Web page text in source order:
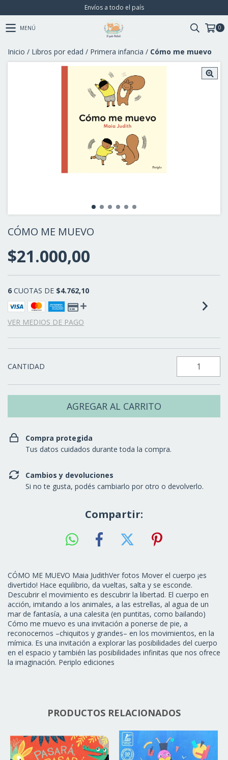
Envíos a todo el país
MENÚ 0
Inicio / Libros por edad / Primera infancia / Cómo me muevo
CÓMO ME MUEVO
$21.000,00
6 CUOTAS DE $4.762,10
VER MEDIOS DE PAGO
CANTIDAD
Compra protegida
Tus datos cuidados durante toda la compra.
Cambios y devoluciones
Si no te gusta, podés cambiarlo por otro o devolverlo.
Compartir:
CÓMO ME MUEVO Maia JudithVer fotos Mover el cuerpo ¡es
divertido! Hace equilibrio, da vueltas, salta y se esconde.
Descubrir el movimiento es descubrir la libertad. El cuerpo en
acción, imitando a los animales, a las estrellas, al agua de un
mar de fantasía, a una calesita (en puntitas, como bailando)
Cómo me muevo es una invitación a ponerse de pie, a
reconocernos –chiquitos y grandes– en los movimientos, en la
mímica. Es una invitación a explorar las posibilidades del cuerpo
en el espacio y también las posibilidades infinitas que nos ofrece
la imaginación. Periplo ediciones
PRODUCTOS RELACIONADOS